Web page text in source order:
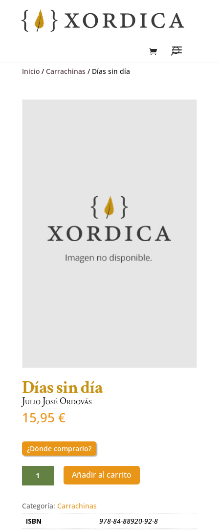
Inicio/ Carrachinas / Días sin día
Días sin día
Julio José Ordovás
15,95 €
¿Dónde comprarlo?
día
cantidad
Añadir al carrito
Categoría: Carrachinas
ISBN
978-84-88920-92-8